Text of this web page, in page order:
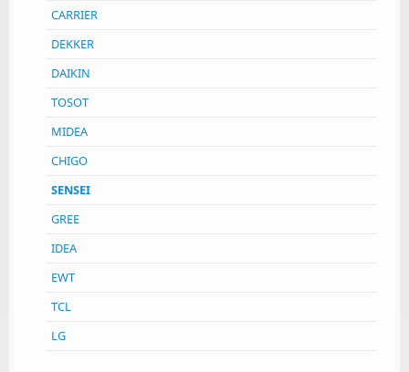
CARRIER
DEKKER
DAIKIN
TOSOT
MIDEA
CHIGO
SENSEI
GREE
IDEA
EWT
TCL
LG